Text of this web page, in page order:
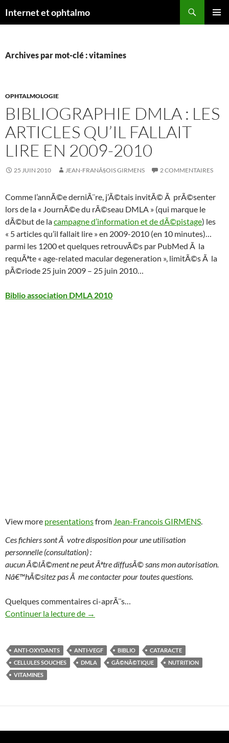
auInternet et ophtalmo
Archives par mot-clé : vitamines
OPHTALMOLOGIE
BIBLIOGRAPHIE DMLA : LES
ARTICLES QU’IL FALLAIT
LIRE EN 2009-2010
25 JUIN 2010 JEAN-FRANÃ§OIS GIRMENS 2 COMMENTAIRES
Comme l’annÃ©e derniÃ¨re, j’Ã©tais invitÃ© Ã prÃ©senter
lors de la « JournÃ©e du rÃ©seau DMLA » (qui marque le
dÃ©but de lacampagne d’information et de dÃ©pistage) les
« 5 articles qu’il fallait lire » en 2009-2010 (en 10 minutes)…
parmi les 1200 et quelques retrouvÃ©s par PubMed Ã la
requÃªte « age-related macular degeneration », limitÃ©s Ã la
pÃ©riode 25 juin 2009 – 25 juin 2010…
Biblio association DMLA 2010
View more presentationsfrom Jean-Francois GIRMENS.
Ces fichiers sont Ã votre disposition pour une utilisation
personnelle (consultation) :
aucun Ã©lÃ©ment ne peut Ãªtre diffusÃ© sans mon autorisation.
Nâ€™hÃ©sitez pas Ã me contacter pour toutes questions.
Quelques commentaires ci-aprÃ¨s…
Continuer la lecture de Bibliographie DMLA : les articles qu’il
→
ANTI-OXYDANTS ANTI-VEGF BIBLIO
CATARACTE
CELLULES SOUCHES
DMLA GÃ©NÃ©TIQUE
NUTRITION
VITAMINES